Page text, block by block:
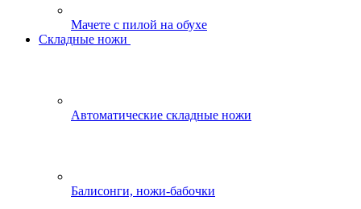
Мачете с пилой на обухе
Складные ножи
Автоматические складные ножи
Балисонги, ножи-бабочки